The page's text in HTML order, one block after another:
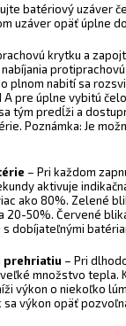
batériový uzáver
uzáver opäť úplne
krytku a
plnom nabití sa
A pre úplne vybitú
tým predĺži a
Poznámka: Je
– Pri každom
aktivuje
ako 80%. Zelené
20-50%. Červené
dobíjateľnými
prehriatiu – Pri
množstvo tepla.
výkon o niekoľko
výkon opäť